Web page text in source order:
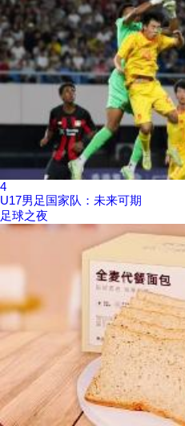
4
U17男足国家队：未来可期
足球之夜